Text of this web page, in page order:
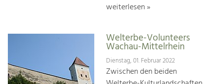
weiterlesen »
Welterbe-Volunteers
Wachau-Mittelrhein
Dienstag, 01. Februar 2022
Zwischen den beiden